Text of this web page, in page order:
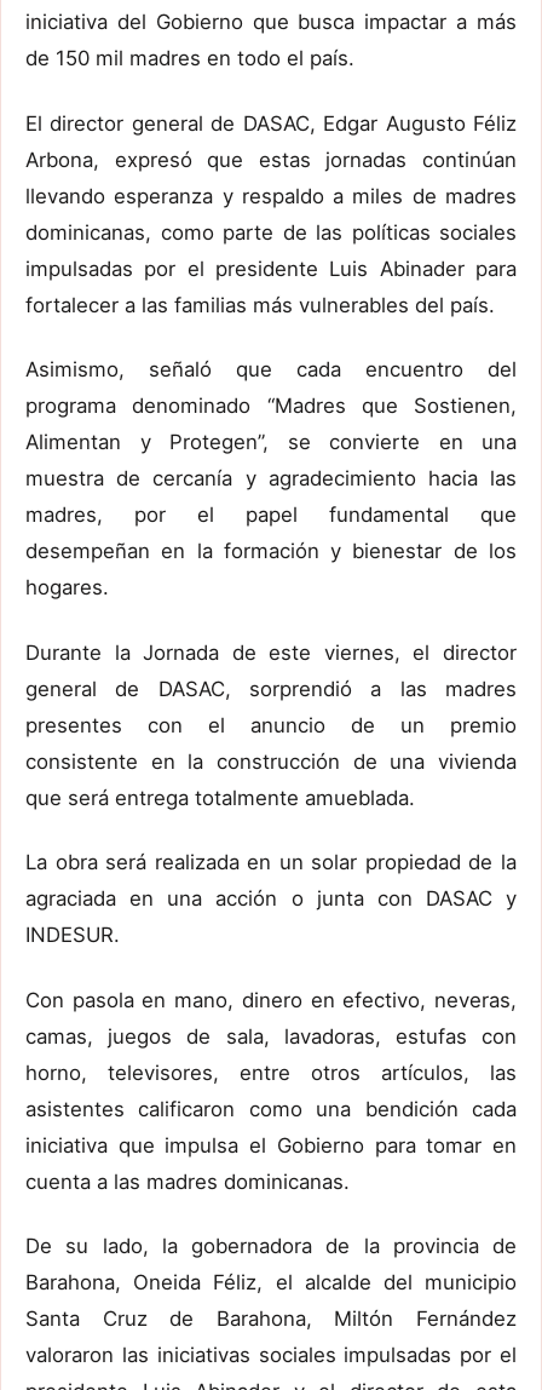
iniciativa del Gobierno que busca impactar a más
de 150 mil madres en todo el país.
El director general de DASAC, Edgar Augusto Féliz
Arbona, expresó que estas jornadas continúan
llevando esperanza y respaldo a miles de madres
dominicanas, como parte de las políticas sociales
impulsadas por el presidente Luis Abinader para
fortalecer a las familias más vulnerables del país.
Asimismo, señaló que cada encuentro del
programa denominado “Madres que Sostienen,
Alimentan y Protegen”, se convierte en una
muestra de cercanía y agradecimiento hacia las
madres, por el papel fundamental que
desempeñan en la formación y bienestar de los
hogares.
Durante la Jornada de este viernes, el director
general de DASAC, sorprendió a las madres
presentes con el anuncio de un premio
consistente en la construcción de una vivienda
que será entrega totalmente amueblada.
La obra será realizada en un solar propiedad de la
agraciada en una acción o junta con DASAC y
INDESUR.
Con pasola en mano, dinero en efectivo, neveras,
camas, juegos de sala, lavadoras, estufas con
horno, televisores, entre otros artículos, las
asistentes calificaron como una bendición cada
iniciativa que impulsa el Gobierno para tomar en
cuenta a las madres dominicanas.
De su lado, la gobernadora de la provincia de
Barahona, Oneida Féliz, el alcalde del municipio
Santa Cruz de Barahona, Miltón Fernández
valoraron las iniciativas sociales impulsadas por el